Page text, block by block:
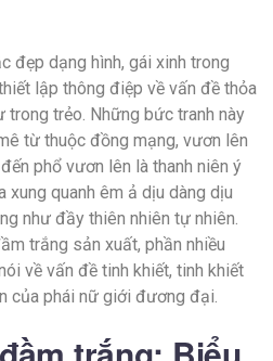
đẹp dạng hình, gái xinh trong
lập thông điệp về vấn đề thỏa
trong trẻo. Những bức tranh này
từ thuộc đồng mạng, vươn lên
phổ vươn lên là thanh niên ý
xung quanh êm ả dịu dàng dịu
như đầy thiên nhiên tự nhiên.
trắng sản xuất, phần nhiều
về vấn đề tinh khiết, tinh khiết
của phái nữ giới đương đại.